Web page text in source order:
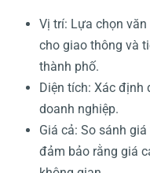
Vị trí: Lựa chọn
cho giao thông và
thành phố.
Diện tích: Xác định
doanh nghiệp.
Giá cả: So sánh
đảm bảo rằng giá